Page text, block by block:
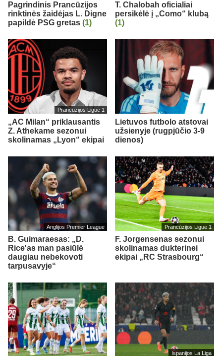
Pagrindinis Prancūzijos
rinktinės žaidėjas L. Digne
papildė PSG gretas (1)
T. Chalobah oficialiai
persikėlė į „Como“ klubą
(1)
Prancūzijos Ligue 1
„AC Milan“ priklausantis
Z. Athekame sezonui
skolinamas „Lyon“ ekipai
Lietuvos futbolo atstovai
užsienyje (rugpjūčio 3-9
dienos)
Anglijos Premier League
B. Guimaraesas: „D.
Rice'as man pasiūlė
daugiau nebekovoti
tarpusavyje“
Prancūzijos Ligue 1
F. Jorgensenas sezonui
skolinamas dukterinei
ekipai „RC Strasbourg“
Ispanijos La Liga